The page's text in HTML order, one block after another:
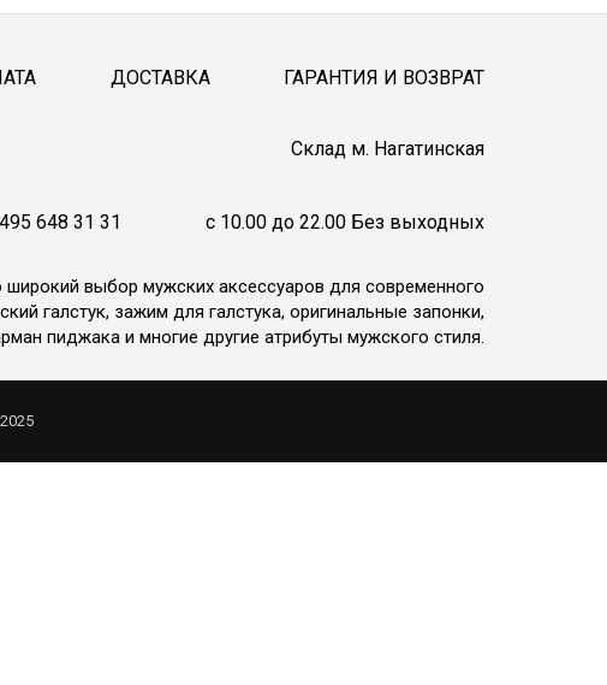
ДОСТАВКА ГАРАНТИЯ И ВОЗВРАТ
Cклад м. Нагатинская
648 31 31 c 10.00 до 22.00 Без выходных
выбор мужских аксессуаров для современного
галстук, зажим для галстука, оригинальные запонки,
пиджака и многие другие атрибуты мужского стиля.